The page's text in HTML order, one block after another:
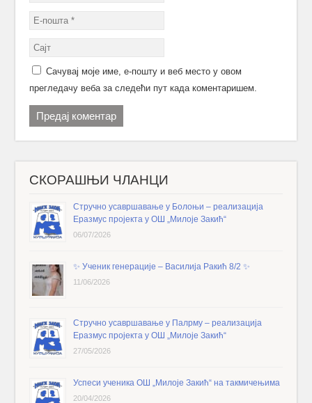
Сачувај моје име, е-пошту и веб место у овом
прегледачу веба за следећи пут када коментаришем.
СКОРАШЊИ ЧЛАНЦИ
Стручно усавршавање у Болоњи – реализација
Еразмус пројекта у ОШ „Милоје Закић“
06/07/2026
✨️ Ученик генерације – Василија Ракић 8/2 ✨️
11/06/2026
Стручно усавршавање у Палрму – реализација
Еразмус пројекта у ОШ „Милоје Закић“
27/05/2026
Успеси ученика ОШ „Милоје Закић“ на такмичењима
20/04/2026